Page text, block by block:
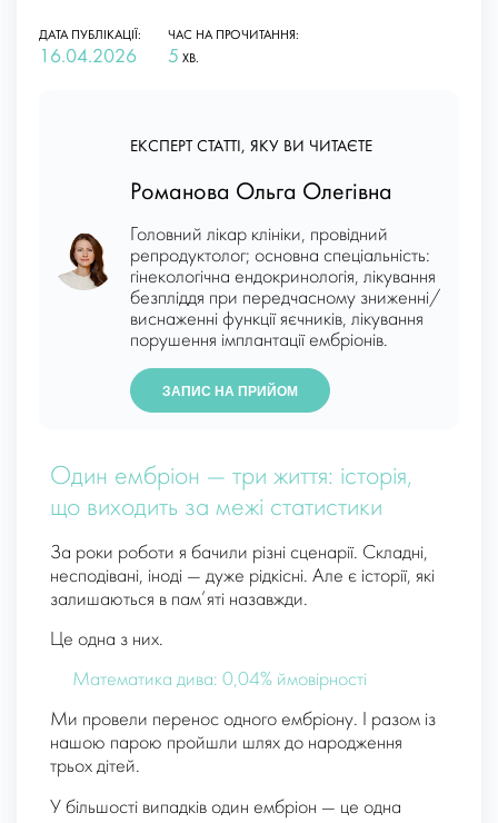
ДАТА ПУБЛІКАЦІЇ:
16.04.2026
ЧАС НА ПРОЧИТАННЯ:
5 ХВ.
ЕКСПЕРТ СТАТТІ, ЯКУ ВИ ЧИТАЄТЕ
Романова Ольга Олегівна
Головний лікар клініки, провідний
репродуктолог; основна спеціальність:
гінекологічна ендокринологія, лікування
безпліддя при передчасному зниженні/
виснаженні функції яєчників, лікування
порушення імплантації ембріонів.
ЗАПИС НА ПРИЙОМ
Один ембріон — три життя: історія,
що виходить за межі статистики
За роки роботи я бачили різні сценарії. Складні,
несподівані, іноді — дуже рідкісні. Але є історії, які
залишаються в пам’яті назавжди.
Це одна з них.
Математика дива: 0,04% ймовірності
Ми провели перенос одного ембріону. І разом із
нашою парою пройшли шлях до народження
трьох дітей.
У більшості випадків один ембріон — це одна